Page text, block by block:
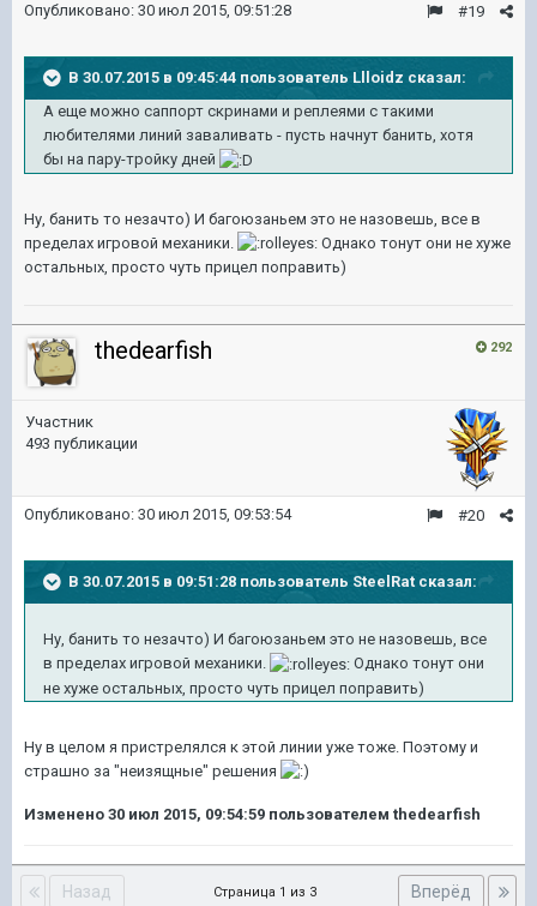
#19
Опубликовано: 30 июл 2015, 09:51:28
В 30.07.2015 в 09:45:44 пользователь Llloidz сказал:
А еще можно саппорт скринами и реплеями с такими
любителями линий заваливать - пусть начнут банить, хотя
бы на пару-тройку дней
Ну, банить то незачто) И багоюзаньем это не назовешь, все в
пределах игровой механики.
Однако тонут они не хуже
остальных, просто чуть прицел поправить)
292
thedearfish
Участник
493 публикации
#20
Опубликовано: 30 июл 2015, 09:53:54
В 30.07.2015 в 09:51:28 пользователь SteelRat сказал:
Ну, банить то незачто) И багоюзаньем это не назовешь, все
в пределах игровой механики.
Однако тонут они
не хуже остальных, просто чуть прицел поправить)
Ну в целом я пристрелялся к этой линии уже тоже. Поэтому и
страшно за "неизящные" решения
Изменено 30 июл 2015, 09:54:59 пользователем thedearfish
Назад Вперёд
Страница 1 из 3